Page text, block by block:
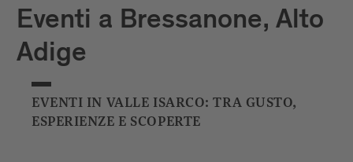
Eventi a Bressanone, Alto
Adige
EVENTI IN VALLE ISARCO: TRA GUSTO,
ESPERIENZE E SCOPERTE